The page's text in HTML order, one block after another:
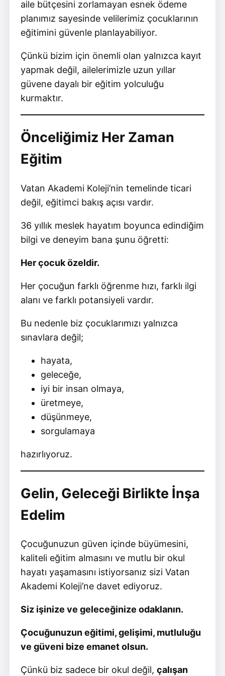
aile bütçesini zorlamayan esnek ödeme
planımız sayesinde velilerimiz çocuklarının
eğitimini güvenle planlayabiliyor.
Çünkü bizim için önemli olan yalnızca kayıt
yapmak değil, ailelerimizle uzun yıllar
güvene dayalı bir eğitim yolculuğu
kurmaktır.
Önceliğimiz Her Zaman
Eğitim
Vatan Akademi Koleji’nin temelinde ticari
değil, eğitimci bakış açısı vardır.
36 yıllık meslek hayatım boyunca edindiğim
bilgi ve deneyim bana şunu öğretti:
Her çocuk özeldir.
Her çocuğun farklı öğrenme hızı, farklı ilgi
alanı ve farklı potansiyeli vardır.
Bu nedenle biz çocuklarımızı yalnızca
sınavlara değil;
hayata,
geleceğe,
iyi bir insan olmaya,
üretmeye,
düşünmeye,
sorgulamaya
hazırlıyoruz.
Gelin, Geleceği Birlikte İnşa
Edelim
Çocuğunuzun güven içinde büyümesini,
kaliteli eğitim almasını ve mutlu bir okul
hayatı yaşamasını istiyorsanız sizi Vatan
Akademi Koleji’ne davet ediyoruz.
Siz işinize ve geleceğinize odaklanın.
Çocuğunuzun eğitimi, gelişimi, mutluluğu
ve güveni bize emanet olsun.
Çünkü biz sadece bir okul değil, çalışan